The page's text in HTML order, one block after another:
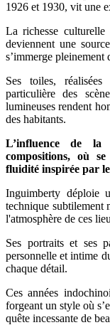
1926 et 1930, vit une
La richesse culturelle
deviennent une
s’immerge pleinement
Ses toiles,
particulière des
lumineuses rendent
des habitants.
L’influence de la
compositions, où
fluidité inspirée par
Inguimberty déploie
technique subtilement
l'atmosphère de ces
Ses portraits et ses
personnelle et intime
chaque détail.
Ces années
forgeant un style où
quête incessante de